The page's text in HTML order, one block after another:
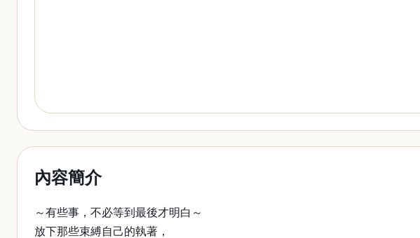
內容簡介
～有些事，不必等到最後才明白～
放下那些束縛自己的執著，